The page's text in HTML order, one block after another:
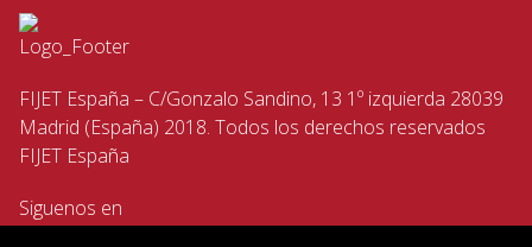
FIJET España – C/Gonzalo Sandino, 13 1º izquierda 28039
Madrid (España) 2018. Todos los derechos reservados
FIJET España
Siguenos en